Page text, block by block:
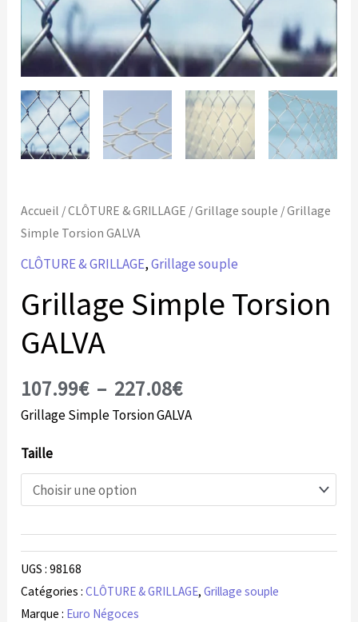
Accueil /CLÔTURE & GRILLAGE /Grillage souple / Grillage
Simple Torsion GALVA
CLÔTURE & GRILLAGE,Grillage souple
Grillage Simple Torsion
GALVA
107.99€ – 227.08€
Grillage Simple Torsion GALVA
Taille
UGS :98168
Catégories :CLÔTURE & GRILLAGE,Grillage souple
Marque : Euro Négoces